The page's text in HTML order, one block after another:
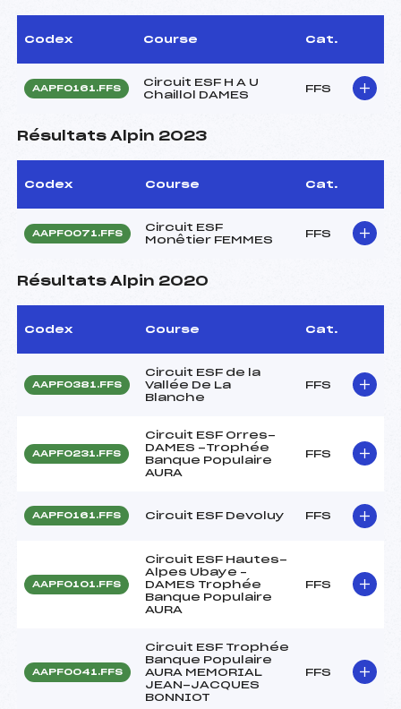
Codex Course Cat.
AAPF0161.FFS
Circuit ESF H A U
Chaillol DAMES
FFS
Résultats Alpin 2023
Codex Course Cat.
AAPF0071.FFS
Circuit ESF
Monêtier FEMMES
FFS
Résultats Alpin 2020
Codex Course Cat.
AAPF0381.FFS
Circuit ESF de la
Vallée De La
Blanche
FFS
AAPF0231.FFS
Circuit ESF Orres-
DAMES -Trophée
Banque Populaire
AURA
FFS
AAPF0161.FFS Circuit ESF Devoluy FFS
AAPF0101.FFS
Circuit ESF Hautes-
Alpes Ubaye –
DAMES Trophée
Banque Populaire
AURA
FFS
AAPF0041.FFS
Circuit ESF Trophée
Banque Populaire
AURA MEMORIAL
JEAN-JACQUES
BONNIOT
FFS